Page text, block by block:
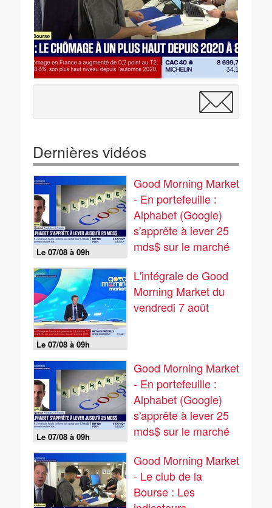
Dernières vidéos
Le 07/08 à 09h
Good Morning Market
- En portefeuille :
Alphabet (Google)
s'apprête à lever 25
mds$ sur le marché
Le 07/08 à 09h
L'intégrale de Good
Morning Market du
vendredi 7 août
Le 07/08 à 09h
Good Morning Market
- En portefeuille :
Alphabet (Google)
s'apprête à lever 25
mds$ sur le marché
Good Morning Market
- Le club de la
Bourse : Les